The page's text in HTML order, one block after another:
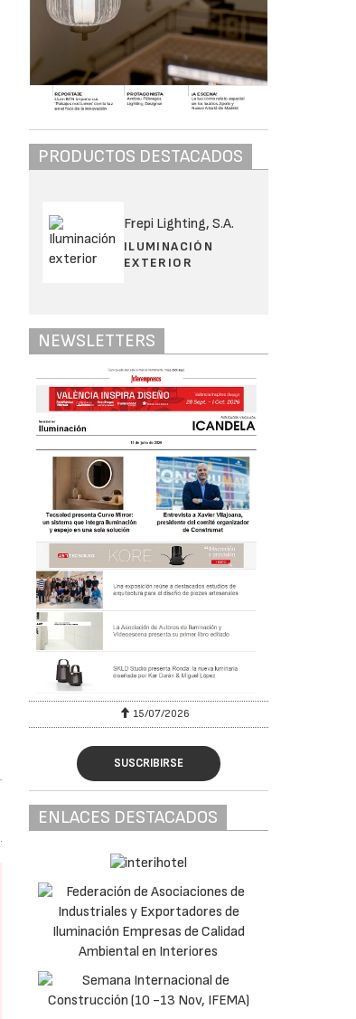
PRODUCTOS DESTACADOS
Frepi Lighting, S.A.
ILUMINACIÓN
EXTERIOR
NEWSLETTERS
15/07/2026
SUSCRIBIRSE
ENLACES DESTACADOS